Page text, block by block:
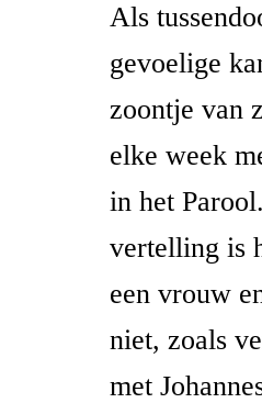
Als
gevoelige
zoontje van
elke week
in het
vertelling is
een vrouw
niet, zoals
met